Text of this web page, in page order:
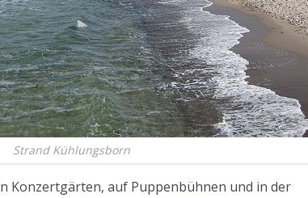
Strand Kühlungsborn
Konzertgärten, auf Puppenbühnen und in der